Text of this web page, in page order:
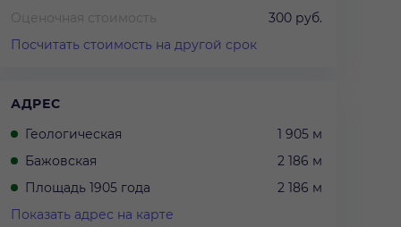
Оценочная стоимость
300 руб.
Посчитать стоимость на другой срок
АДРЕС
Геологическая
1 905 м
Бажовская
2 186 м
Площадь 1905 года
2 186 м
Показать адрес на карте